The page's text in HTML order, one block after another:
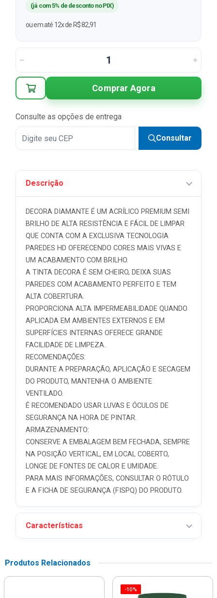
(já com 5% de desconto no PIX)
ou em até 12x de R$ 82,91
Comprar Agora
Consulte as opções de entrega
Consultar
Descrição
DECORA DIAMANTE É UM ACRÍLICO PREMIUM SEMI
BRILHO DE ALTA RESISTÊNCIA E FÁCIL DE LIMPAR
QUE CONTA COM A EXCLUSIVA TECNOLOGIA
PAREDES HD OFERECENDO CORES MAIS VIVAS E
UM ACABAMENTO COM BRILHO.
A TINTA DECORA É SEM CHEIRO, DEIXA SUAS
PAREDES COM ACABAMENTO PERFEITO E TEM
ALTA COBERTURA.
PROPORCIONA ALTA IMPERMEABILIDADE QUANDO
APLICADA EM AMBIENTES EXTERNOS E EM
SUPERFÍCIES INTERNAS OFERECE GRANDE
FACILIDADE DE LIMPEZA.
RECOMENDAÇÕES:
DURANTE A PREPARAÇÃO, APLICAÇÃO E SECAGEM
DO PRODUTO, MANTENHA O AMBIENTE
VENTILADO.
É RECOMENDADO USAR LUVAS E ÓCULOS DE
SEGURANÇA NA HORA DE PINTAR.
ARMAZENAMENTO:
CONSERVE A EMBALAGEM BEM FECHADA, SEMPRE
NA POSIÇÃO VERTICAL, EM LOCAL COBERTO,
LONGE DE FONTES DE CALOR E UMIDADE.
PARA MAIS INFORMAÇÕES, CONSULTAR O RÓTULO
E A FICHA DE SEGURANÇA (FISPQ) DO PRODUTO.
Características
Produtos Relacionados
-10%